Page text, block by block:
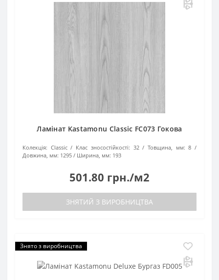
Ламінат Kastamonu Classic FC073 Гокова
Колекція: Classic Клас зносостійкості: 32 Товщина, мм: 8
Довжина, мм: 1295 Ширина, мм: 193
501.80 грн./м2
ЗНЯТИЙ З ВИРОБНИЦТВА
Знято з виробництва